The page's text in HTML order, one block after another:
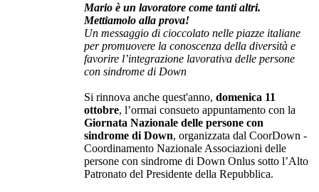
Mario è un lavoratore come tanti altri.
Mettiamolo alla prova!
Un messaggio di cioccolato nelle piazze italiane
per promuovere la conoscenza della diversità e
favorire l’integrazione lavorativa delle persone
con sindrome di Down
Si rinnova anche quest'anno, domenica 11
ottobre, l’ormai consueto appuntamento con la
Giornata Nazionale delle persone con
sindrome di Down, organizzata dal CoorDown -
Coordinamento Nazionale Associazioni delle
persone con sindrome di Down Onlus sotto l’Alto
Patronato del Presidente della Repubblica.